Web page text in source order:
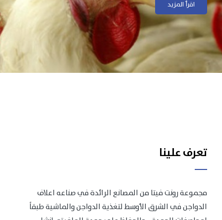
اقرأ المزيد
اقرأ المزيد
تعرف علينا
مجموعة رونت فيتا من المصانع الرائدة في صناعه اعلاف
الدواجن في الشرق الأوسط لتغذية الدواجن والماشية طبقاً